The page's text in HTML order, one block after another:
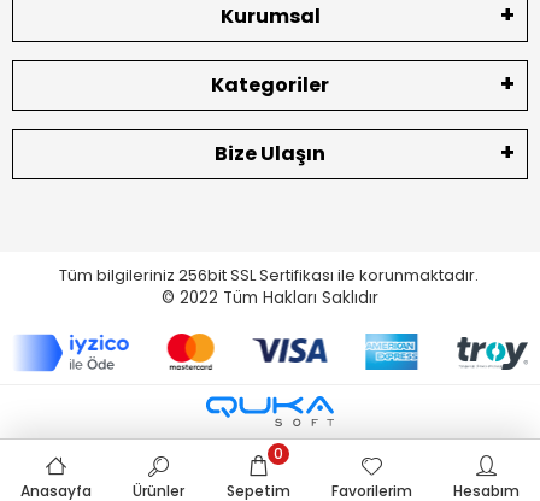
Kurumsal
Kategoriler
Bize Ulaşın
Tüm bilgileriniz 256bit SSL Sertifikası ile korunmaktadır.
© 2022 Tüm Hakları Saklıdır
Anasayfa Ürünler Sepetim
0
Favorilerim
Hesabım